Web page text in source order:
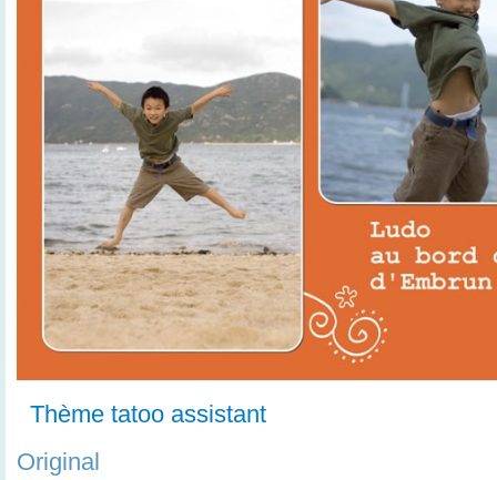
Thème tatoo assistant
Original